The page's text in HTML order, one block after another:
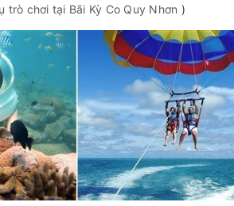
trò chơi tại Bãi Kỳ Co Quy Nhơn )